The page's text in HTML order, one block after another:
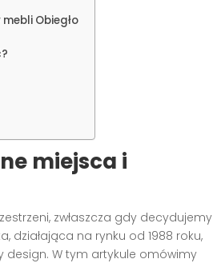
Obiegło
miejsca i
zwłaszcza gdy decydujemy
działająca na rynku od 1988 roku,
design. W tym artykule omówimy